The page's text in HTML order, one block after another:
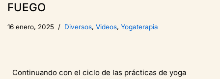
FUEGO
16 enero, 2025 Diversos, Videos, Yogaterapia
Continuando con el ciclo de las prácticas de yoga